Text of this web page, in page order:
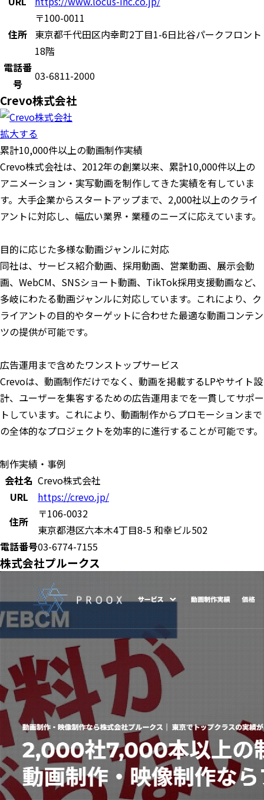
住所
〒100-0011
東京都千代田区内幸町2丁目1-6日比谷パークフロント
18階
電話番
号
03-6811-2000
Crevo株式会社
拡大する
累計10,000件以上の動画制作実績
Crevo株式会社は、2012年の創業以来、累計10,000件以上の
アニメーション・実写動画を制作してきた実績を有していま
す。大手企業からスタートアップまで、2,000社以上のクライ
アントに対応し、幅広い業界・業種のニーズに応えています。
目的に応じた多様な動画ジャンルに対応
同社は、サービス紹介動画、採用動画、営業動画、展示会動
画、WebCM、SNSショート動画、TikTok採用支援動画など、
多岐にわたる動画ジャンルに対応しています。これにより、ク
ライアントの目的やターゲットに合わせた最適な動画コンテン
ツの提供が可能です。
広告運用まで含めたワンストップサービス
Crevoは、動画制作だけでなく、動画を掲載するLPやサイト設
計、ユーザーを集客するための広告運用までを一貫してサポー
トしています。これにより、動画制作からプロモーションまで
の全体的なプロジェクトを効率的に進行することが可能です。
制作実績・事例
会社名 Crevo株式会社
URL
https://crevo.jp/
住所
〒106-0032
東京都港区六本木4丁目8-5 和幸ビル502
電話番号03-6774-7155
株式会社プルークス